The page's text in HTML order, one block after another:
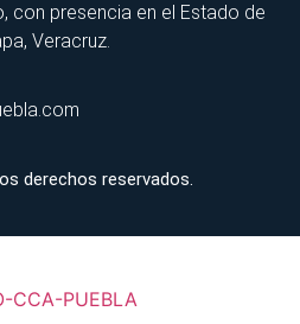
con presencia en el Estado de
Veracruz.
derechos reservados.